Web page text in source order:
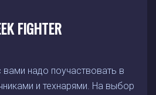
FIGHTER
вами надо поучаствовать в
и технарями. На выбор